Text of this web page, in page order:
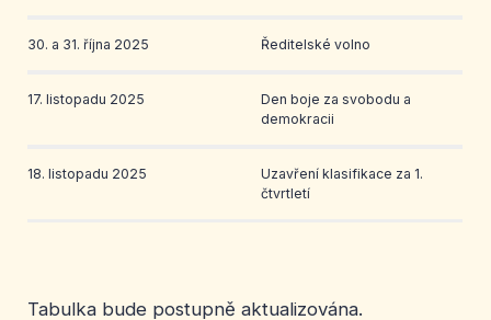
30. a 31. října 2025 Ředitelské volno
17. listopadu 2025
Den boje za svobodu a
demokracii
18. listopadu 2025
Uzavření klasifikace za 1.
čtvrtletí
Tabulka bude postupně aktualizována.